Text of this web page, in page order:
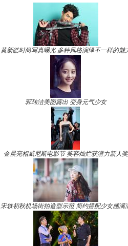
黄新皓时尚写真曝光 多种风格演绎不一样的魅
郭玮洁美图露出 变身元气少女
金晨亮相威尼斯电影节 笑容灿烂获潜力新人奖
宋轶初秋机场街拍造型示范 简约搭配少女感满